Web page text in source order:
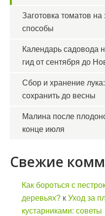
Заготовка томатов
способы
Календарь садовода
гид от сентября до
Сбор и хранение лука:
сохранить до весны
Малина после
конце июля
Свежие
Как бороться с
деревьях? к Уход за
кустарниками: советы